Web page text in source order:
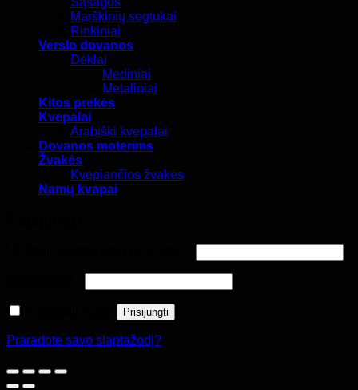
Marškinių segtukai
Rinkiniai
Verslo dovanos
Dėklai
Mediniai
Metaliniai
Kitos prekės
Kvepalai
Arabiški kvepalai
Dovanos moterims
Žvakės
Kvepiančios žvakės
Namų kvapai
Prisijungti
Praradote savo slaptažodį?